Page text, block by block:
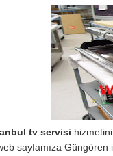
tv servisi
sayfamıza